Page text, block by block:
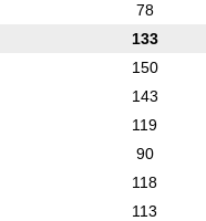
78
133
150
143
119
90
118
113